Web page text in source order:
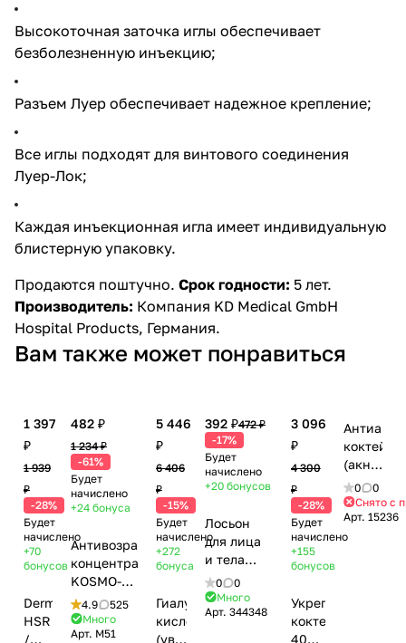
Высокоточная заточка иглы обеспечивает
безболезненную инъекцию;
Разъем Луер обеспечивает надежное крепление;
Все иглы подходят для винтового соединения
Луер-Лок;
Каждая инъекционная игла имеет индивидуальную
блистерную упаковку.
Продаются поштучно. Срок годности: 5 лет.
Производитель: Компания KD Medical GmbH
Hospital Products, Германия.
Вам также может понравиться
1 397
₽
1 939
₽
-28%
Будет
начислено
+70
бонусов
Dermaheal
HSR
/
482 ₽
1 234 ₽
-61%
Будет
начислено
+24 бонуса
Антивозрастной
концентрат
KOSMO-
DMAE 3%
(лифтинг,
увлажнение)
4.9
525
Много
Арт. M51
5 446
₽
6 406
₽
-15%
Будет
начислено
+272
бонуса
Гиалуроновая
кислота
(увлажнение)
392 ₽472 ₽
-17%
Будет
начислено
+20 бонусов
Лосьон
для лица
и тела
Колэласт
Комплекс
(повышение
0
0
Много
Арт. 344348
3 096
₽
4 300
₽
-28%
Будет
начислено
+155
бонусов
Укрепляющий
коктейль
40+
Антиакне
коктейль
(акне,
жирная
кожа)
/
Sebum
0
0
Снято с
Арт. 15236